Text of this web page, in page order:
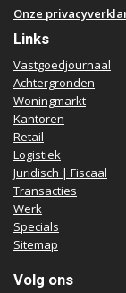
Onze
Links
Vastgoedjournaal
Achtergronden
Woningmarkt
Kantoren
Retail
Logistiek
Juridisch | Fiscaal
Transacties
Werk
Specials
Sitemap
Volg ons